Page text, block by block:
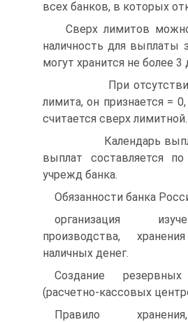
всех банков, в которых
Сверх лимитов
наличность для выплаты
могут хранится не более 3
При отсутствии
лимита, он признается =
считается сверх лимитной.
Календарь
выплат составляется
учрежд банка.
Обязанности банка
организация
производства,
наличных денег.
Создание
(расчетно-кассовых
Правило